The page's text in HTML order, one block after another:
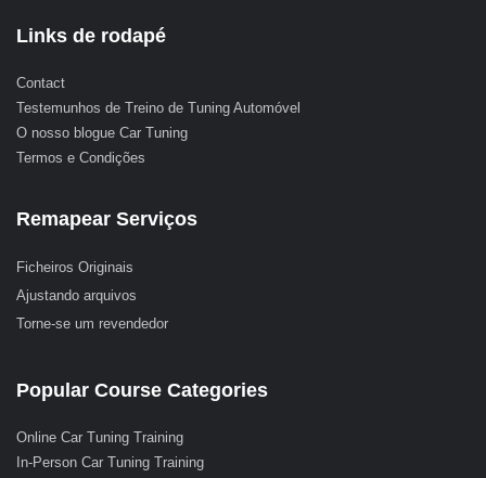
Links de rodapé
Contact
Testemunhos de Treino de Tuning Automóvel
O nosso blogue Car Tuning
Termos e Condições
Remapear Serviços
Ficheiros Originais
Ajustando arquivos
Torne-se um revendedor
Popular Course Categories
Online Car Tuning Training
In-Person Car Tuning Training